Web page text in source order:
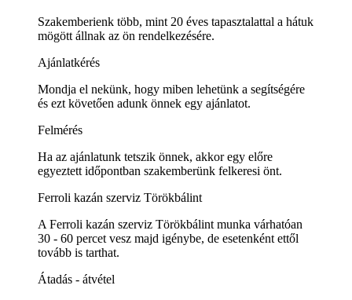
Szakemberienk több, mint 20 éves tapasztalattal a hátuk
mögött állnak az ön rendelkezésére.
Ajánlatkérés
Mondja el nekünk, hogy miben lehetünk a segítségére
és ezt követően adunk önnek egy ajánlatot.
Felmérés
Ha az ajánlatunk tetszik önnek, akkor egy előre
egyeztett időpontban szakemberünk felkeresi önt.
Ferroli kazán szerviz Törökbálint
A Ferroli kazán szerviz Törökbálint munka várhatóan
30 - 60 percet vesz majd igénybe, de esetenként ettől
tovább is tarthat.
Átadás - átvétel